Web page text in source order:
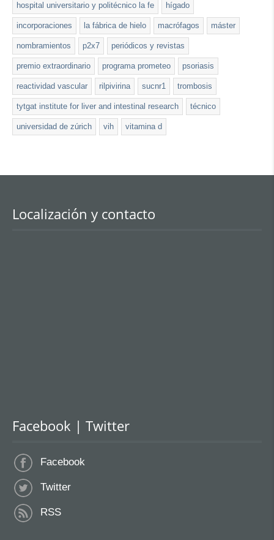
hospital universitario y politécnico la fe hígado
incorporaciones la fábrica de hielo macrófagos máster
nombramientos p2x7 periódicos y revistas
premio extraordinario programa prometeo psoriasis
reactividad vascular rilpivirina sucnr1 trombosis
tytgat institute for liver and intestinal research técnico
universidad de zúrich vih vitamina d
Localización y contacto
Facebook | Twitter
Facebook
Twitter
RSS